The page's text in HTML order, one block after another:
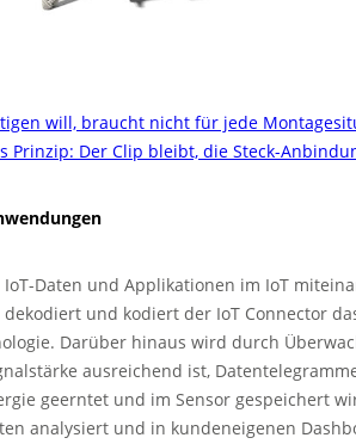
will, braucht nicht für jede
Prinzip: Der Clip bleibt, die Steck-
Daten und Applikationen im IoT
und kodiert der IoT Connector
Darüber hinaus wird durch
ausreichend ist,
geerntet und im Sensor gespeichert
analysiert und in kundeneigenen